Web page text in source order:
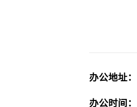
办公地址：
办公时间：